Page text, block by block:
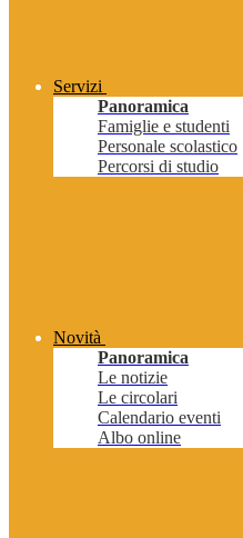
Servizi
Panoramica
Famiglie e studenti
Personale scolastico
Percorsi di studio
Novità
Panoramica
Le notizie
Le circolari
Calendario eventi
Albo online